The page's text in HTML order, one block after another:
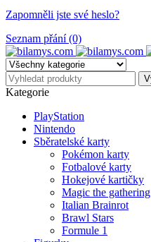
Zapomněli jste své heslo?
Seznam přání (0)
Kategorie
PlayStation
Nintendo
Sběratelské karty
Pokémon karty
Fotbalové karty
Hokejové kartičky
Magic the gathering
Italian Brainrot
Brawl Stars
Formule 1